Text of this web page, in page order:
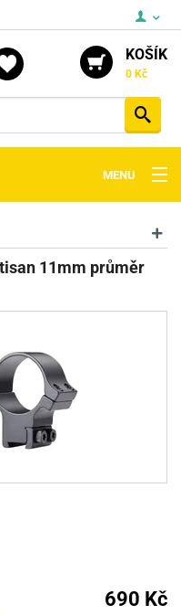
KOŠÍK
0 Kč
MENU
11mm průměr
690 Kč